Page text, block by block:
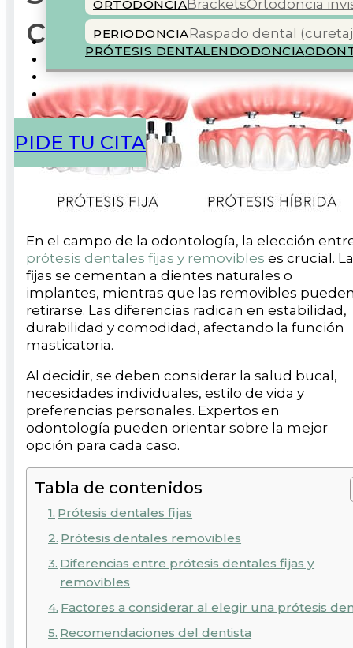
ORTODONCIABracketsOrtodoncia
PERIODONCIARaspado dental
PRÓTESIS DENTALENDODONCIA
COLABORADORES
BLOG
PIDE TU CITA
cuál elegir
En el campo de la odontología, la elección
prótesis dentales fijas y removibles es crucial.
fijas se cementan a dientes naturales o
implantes, mientras que las removibles
retirarse. Las diferencias radican en estabilidad,
durabilidad y comodidad, afectando la función
masticatoria.
Al decidir, se deben considerar la salud bucal,
necesidades individuales, estilo de vida y
preferencias personales. Expertos en
odontología pueden orientar sobre la mejor
opción para cada caso.
Tabla de contenidos
Prótesis dentales fijas
Prótesis dentales removibles
Diferencias entre prótesis dentales fijas y
removibles
Factores a considerar al elegir una prótesis
Recomendaciones del dentista